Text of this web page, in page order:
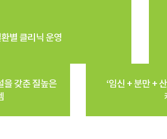
별 클리닉 운영
을 갖춘 질높은
‘임신 + 분만 +